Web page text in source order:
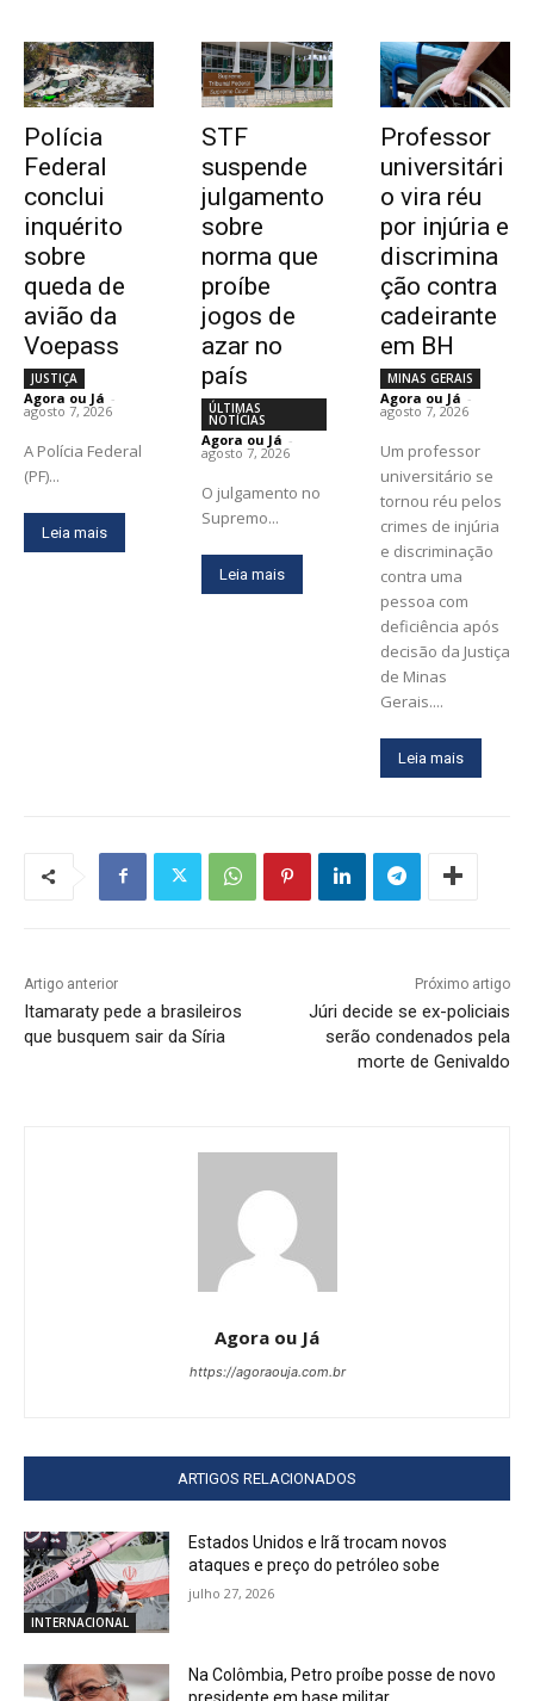
Polícia
Federal
conclui
inquérito
sobre
queda de
avião da
Voepass
JUSTIÇA
Agora ou Já -
agosto 7, 2026
A Polícia Federal
(PF)...
Leia mais
STF
suspende
julgamento
sobre
norma que
proíbe
jogos de
azar no
país
ÚLTIMAS
NOTÍCIAS
Agora ou Já -
agosto 7, 2026
O julgamento no
Supremo...
Leia mais
Professor
universitári
o vira réu
por injúria e
discrimina
ção contra
cadeirante
em BH
MINAS GERAIS
Agora ou Já -
agosto 7, 2026
Um professor
universitário se
tornou réu pelos
crimes de injúria
e discriminação
contra uma
pessoa com
deficiência após
decisão da Justiça
de Minas
Gerais....
Leia mais
Artigo anterior
Itamaraty pede a brasileiros
que busquem sair da Síria
Próximo artigo
Júri decide se ex-policiais
serão condenados pela
morte de Genivaldo
Agora ou Já
https://agoraouja.com.br
ARTIGOS RELACIONADOS
INTERNACIONAL
Estados Unidos e Irã trocam novos
ataques e preço do petróleo sobe
julho 27, 2026
Na Colômbia, Petro proíbe posse de novo